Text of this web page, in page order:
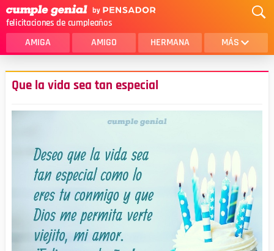
felicitaciones de cumpleaños
AMIGA AMIGO HERMANA MÁS
MAMA
AMOR
HIJO
NOVIA
ESPOSO
PAPA
HOMBRE
TIA
CUÑADA
ALGUIEN ESPECIAL
PRIMO
Que la vida sea tan especial